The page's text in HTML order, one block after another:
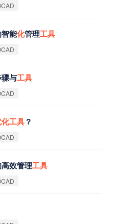
能化管理工具
与工具
化工具？
高效管理工具